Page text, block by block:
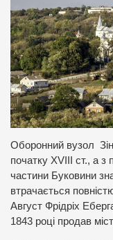
Оборонний вузол
початку XVIII ст., а з
частини Буковини
втрачається
Август Фрідріх
1843 році продав